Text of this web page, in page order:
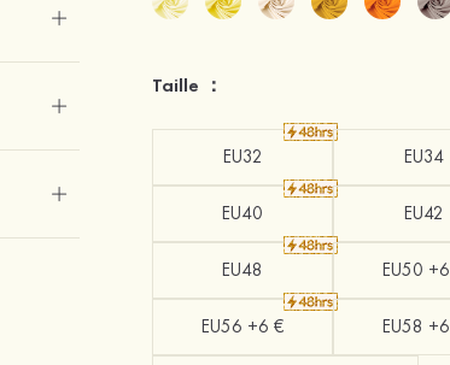
Taille ：
EU32 EU34
EU40 EU42
EU48 EU50
EU56 +6 € EU58